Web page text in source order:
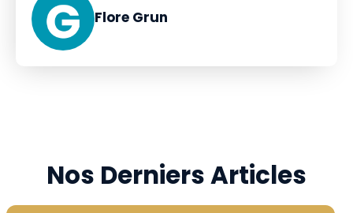
Flore Grun
Nos Derniers Articles